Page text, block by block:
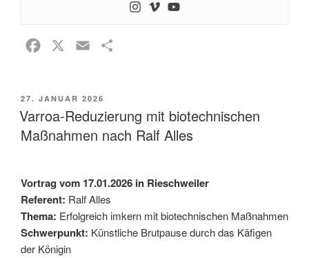
e
b
o
k
i
l
e
n
VERÖFFENTLICHT
AM
27. JANUAR 2026
Varroa-Reduzierung mit biotechnischen
Maßnahmen nach Ralf Alles
Vortrag vom 17.01.2026 in Rieschweiler
Referent: Ralf Alles
Thema: Erfolgreich imkern mit biotechnischen Maßnahmen
Schwerpunkt: Künstliche Brutpause durch das Käfigen
der Königin